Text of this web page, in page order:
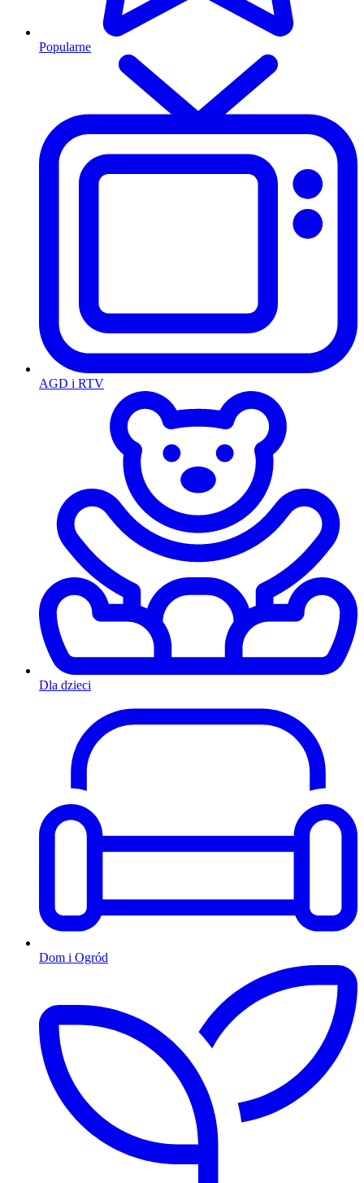
Popularne
AGD i RTV
Dla dzieci
Dom i Ogród